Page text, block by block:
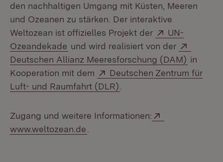
den nachhaltigen Umgang mit Küsten, Meeren
und Ozeanen zu stärken. Der interaktive
Weltozean ist offizielles Projekt der
Extern:
UN-
Ozeandekade (Öffnet in neuem Fenster)
und wird realisiert von der
Deutschen Allianz Meeresforschung (DAM) (Öffnet
in
Kooperation mit dem
Extern:
Deutschen Zentrum für
Luft- und Raumfahrt (DLR)
Zugang und weitere Informationen:
www.weltozean.de